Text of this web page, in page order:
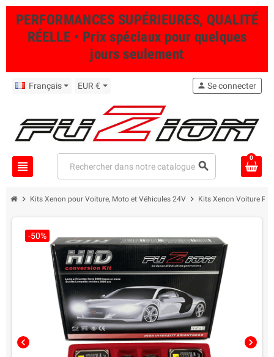
PERFORMANCES SUPÉRIEURES, QUALITÉ
RÉELLE • Prix spéciaux pour quelques
jours seulement
Français EUR €
view_headline search
person Se connecter
0
chevron_right Kits Xenon pour Voiture, Moto et Véhicules 24V chevron_right Kits Xenon Voiture
chevron_left chevron_right
-50%